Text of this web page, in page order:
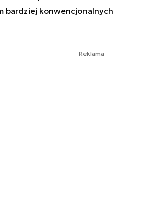
bardziej konwencjonalnych
Reklama